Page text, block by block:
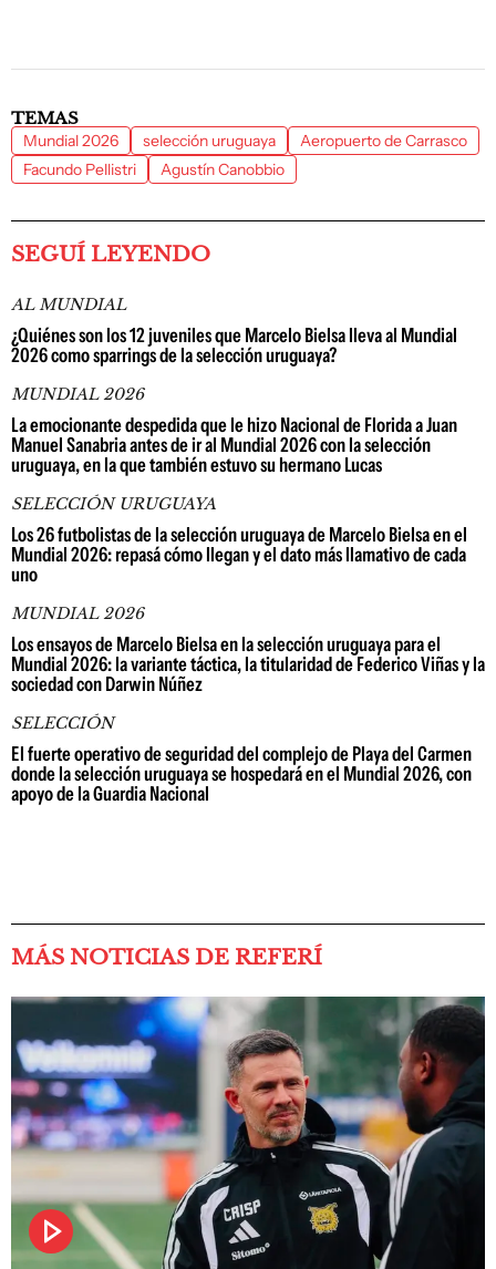
TEMAS
Mundial 2026 selección uruguaya
Aeropuerto de Carrasco
Facundo Pellistri
Agustín Canobbio
SEGUÍ LEYENDO
AL MUNDIAL
¿Quiénes son los 12 juveniles que Marcelo Bielsa lleva al Mundial
2026 como sparrings de la selección uruguaya?
MUNDIAL 2026
La emocionante despedida que le hizo Nacional de Florida a Juan
Manuel Sanabria antes de ir al Mundial 2026 con la selección
uruguaya, en la que también estuvo su hermano Lucas
SELECCIÓN URUGUAYA
Los 26 futbolistas de la selección uruguaya de Marcelo Bielsa en el
Mundial 2026: repasá cómo llegan y el dato más llamativo de cada
uno
MUNDIAL 2026
Los ensayos de Marcelo Bielsa en la selección uruguaya para el
Mundial 2026: la variante táctica, la titularidad de Federico Viñas y la
sociedad con Darwin Núñez
SELECCIÓN
El fuerte operativo de seguridad del complejo de Playa del Carmen
donde la selección uruguaya se hospedará en el Mundial 2026, con
apoyo de la Guardia Nacional
MÁS NOTICIAS DE REFERÍ